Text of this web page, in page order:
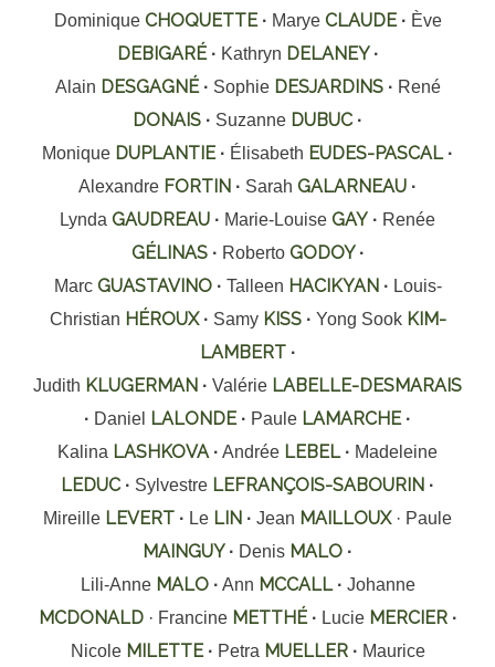
Dominique CHOQUETTE · Marye CLAUDE · Ève
DEBIGARÉ · Kathryn DELANEY ·
Alain DESGAGNÉ · Sophie DESJARDINS · René
DONAIS · Suzanne DUBUC ·
Monique DUPLANTIE · Élisabeth EUDES-PASCAL ·
Alexandre FORTIN · Sarah GALARNEAU ·
Lynda GAUDREAU · Marie-Louise GAY · Renée
GÉLINAS · RobertoGODOY ·
MarcGUASTAVINO · Talleen HACIKYAN · Louis-
Christian HÉROUX · Samy KISS · Yong Sook KIM-
LAMBERT·
Judith KLUGERMAN · Valérie LABELLE-DESMARAIS
· Daniel LALONDE · Paule LAMARCHE ·
Kalina LASHKOVA · Andrée LEBEL · Madeleine
LEDUC · Sylvestre LEFRANÇOIS-SABOURIN ·
Mireille LEVERT · Le LIN · Jean MAILLOUX · Paule
MAINGUY · Denis MALO ·
Lili-Anne MALO · Ann MCCALL · Johanne
MCDONALD · Francine METTHÉ · Lucie MERCIER·
Nicole MILETTE · Petra MUELLER· Maurice